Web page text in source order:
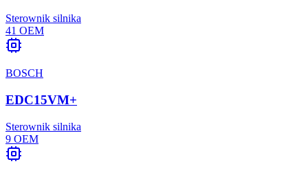
Sterownik silnika
41 OEM
BOSCH
EDC15VM+
Sterownik silnika
9 OEM